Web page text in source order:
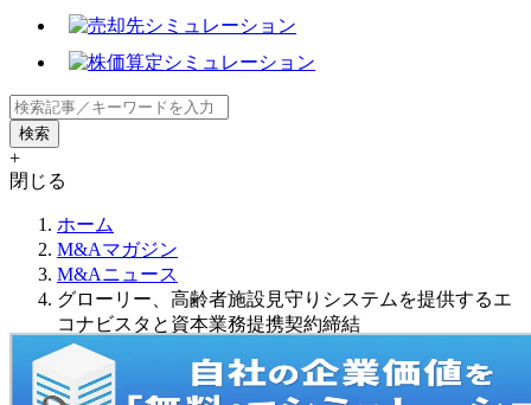
+
閉じる
ホーム
M&Aマガジン
M&Aニュース
グローリー、高齢者施設見守りシステムを提供するエ
コナビスタと資本業務提携契約締結